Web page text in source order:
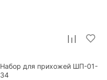
Набор для прихожей ШП-01-
34